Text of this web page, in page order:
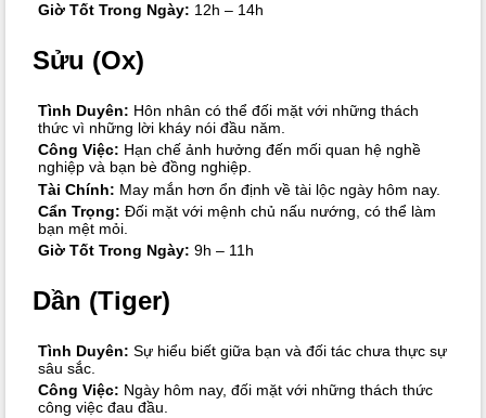
Giờ Tốt Trong Ngày: 12h – 14h
Sửu (Ox)
Tình Duyên: Hôn nhân có thể đối mặt với những thách
thức vì những lời kháy nói đầu năm.
Công Việc: Hạn chế ảnh hưởng đến mối quan hệ nghề
nghiệp và bạn bè đồng nghiệp.
Tài Chính: May mắn hơn ổn định về tài lộc ngày hôm nay.
Cẩn Trọng: Đối mặt với mệnh chủ nấu nướng, có thể làm
bạn mệt mỏi.
Giờ Tốt Trong Ngày: 9h – 11h
Dần (Tiger)
Tình Duyên: Sự hiểu biết giữa bạn và đối tác chưa thực sự
sâu sắc.
Công Việc: Ngày hôm nay, đối mặt với những thách thức
công việc đau đầu.